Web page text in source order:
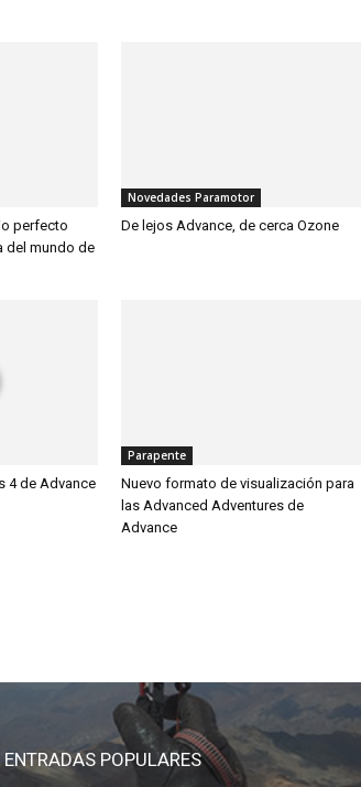
perfecto
del mundo de
Novedades Paramotor
De lejos Advance, de cerca Ozone
4 de Advance
Parapente
Nuevo formato de visualización para
las Advanced Adventures de
Advance
ENTRADAS POPULARES